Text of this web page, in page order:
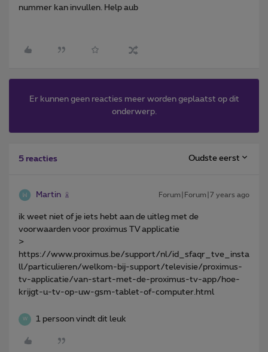
nummer kan invullen. Help aub
Er kunnen geen reacties meer worden geplaatst op dit
onderwerp.
5 reacties Oudste eerst
Martin Forum|Forum|7 years ago
ik weet niet of je iets hebt aan de uitleg met de
voorwaarden voor proximus TV applicatie
>
https://www.proximus.be/support/nl/id_sfaqr_tve_insta
ll/particulieren/welkom-bij-support/televisie/proximus-
tv-applicatie/van-start-met-de-proximus-tv-app/hoe-
krijgt-u-tv-op-uw-gsm-tablet-of-computer.html
W 1 persoon vindt dit leuk